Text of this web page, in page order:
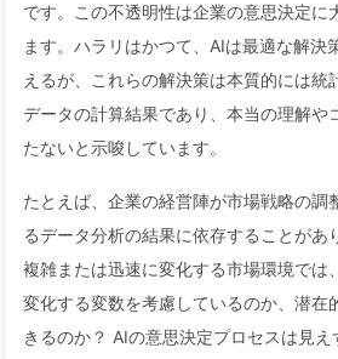
です。この不透明性は企業の意思決定に
ます。ハラリはかつて、AIは最適な解決
えるが、これらの解決策は本質的には統
データの計算結果であり、本当の理解や
たないと示唆しています。
たとえば、企業の経営陣が市場戦略の調
るデータ分析の結果に依存することがあ
複雑または迅速に変化する市場環境では
変化する変数を考慮しているのか、潜在
きるのか？ AIの意思決定プロセスは見